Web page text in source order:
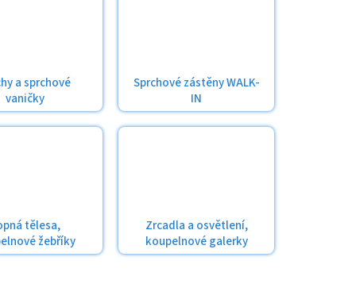
a sprchové
vaničky
Sprchové zástěny WALK-
IN
tělesa,
žebříky
Zrcadla a osvětlení,
koupelnové galerky